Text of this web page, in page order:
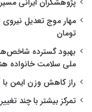
پژوهشگران ایرانی
تومان
بهبود گسترده
ملی سلامت خانواده
راز کاهش وزن ایمن
تمرکز بیشتر با چند